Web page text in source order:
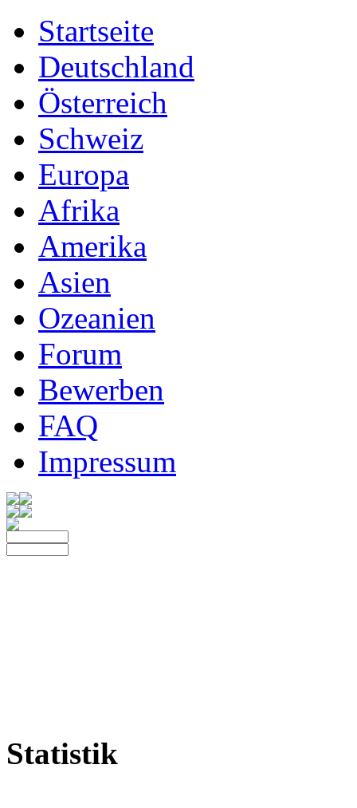
Startseite
Deutschland
Österreich
Schweiz
Europa
Afrika
Amerika
Asien
Ozeanien
Forum
Bewerben
FAQ
Impressum
Statistik